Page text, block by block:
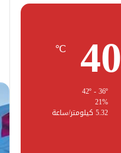
40
℃
42º - 36º
21%
5.32 كيلومتر/ساعة